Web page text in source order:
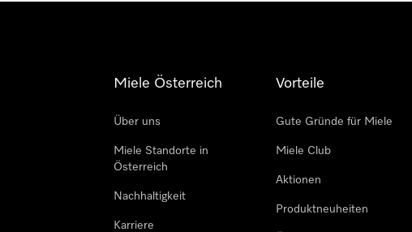
Miele Österreich
Über uns
Miele Standorte in
Österreich
Nachhaltigkeit
Karriere
Vorteile
Gute Gründe für Miele
Miele Club
Aktionen
Produktneuheiten